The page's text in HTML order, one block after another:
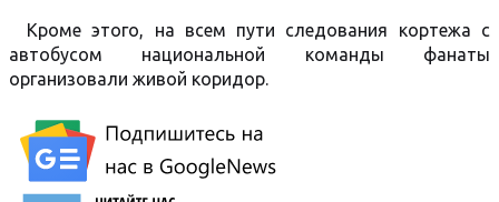
Кроме этого, на всем пути следования кортежа с
автобусом национальной команды фанаты
организовали живой коридор.